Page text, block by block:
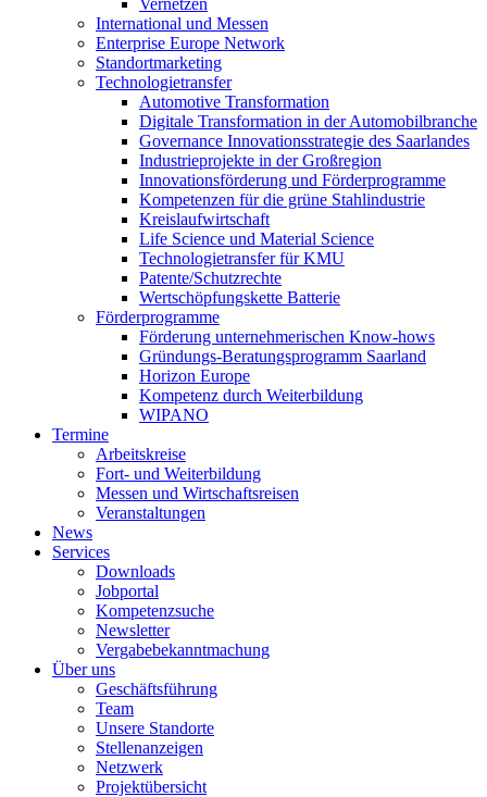
Vernetzen
International und Messen
Enterprise Europe Network
Standortmarketing
Technologietransfer
Automotive Transformation
Digitale Transformation in der Automobilbranche
Governance Innovationsstrategie des Saarlandes
Industrieprojekte in der Großregion
Innovationsförderung und Förderprogramme
Kompetenzen für die grüne Stahlindustrie
Kreislaufwirtschaft
Life Science und Material Science
Technologietransfer für KMU
Patente/Schutzrechte
Wertschöpfungskette Batterie
Förderprogramme
Förderung unternehmerischen Know-hows
Gründungs-Beratungsprogramm Saarland
Horizon Europe
Kompetenz durch Weiterbildung
WIPANO
Termine
Arbeitskreise
Fort- und Weiterbildung
Messen und Wirtschaftsreisen
Veranstaltungen
News
Services
Downloads
Jobportal
Kompetenzsuche
Newsletter
Vergabebekanntmachung
Über uns
Geschäftsführung
Team
Unsere Standorte
Stellenanzeigen
Netzwerk
Projektübersicht